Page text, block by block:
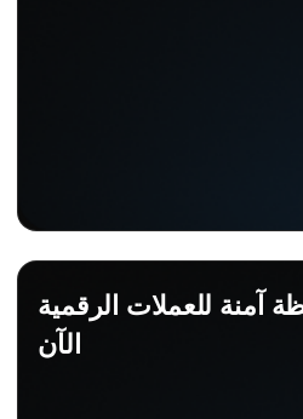
للعملات الرقمية
الآن